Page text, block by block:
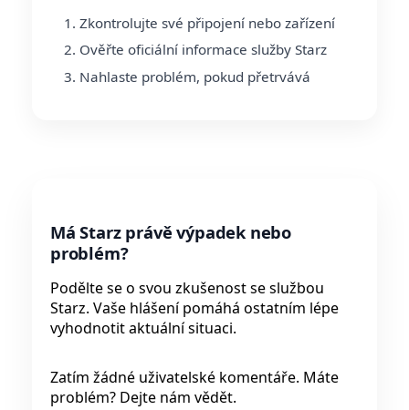
Zkontrolujte své připojení nebo zařízení
Ověřte oficiální informace služby Starz
Nahlaste problém, pokud přetrvává
Má Starz právě výpadek nebo
problém?
Podělte se o svou zkušenost se službou
Starz. Vaše hlášení pomáhá ostatním lépe
vyhodnotit aktuální situaci.
Zatím žádné uživatelské komentáře. Máte
problém? Dejte nám vědět.